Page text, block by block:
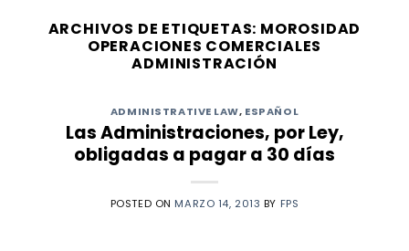
ARCHIVOS DE ETIQUETAS: MOROSIDAD
OPERACIONES COMERCIALES
ADMINISTRACIÓN
ADMINISTRATIVE LAW, ESPAÑOL
Las Administraciones, por Ley,
obligadas a pagar a 30 días
POSTED ON MARZO 14, 2013 BY FPS